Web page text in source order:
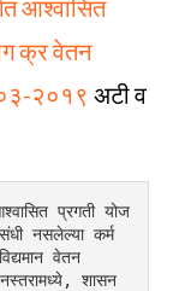
आश्वासित
क्र वेतन
२०१९ अटी व
प्रगती योज
नसलेल्या कर्म
वेतन
शासन